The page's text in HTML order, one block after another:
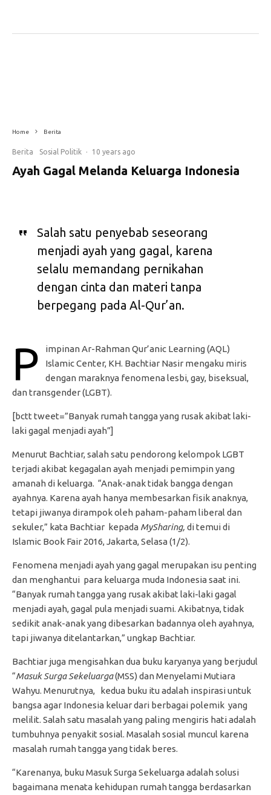
Home Berita
Berita Sosial Politik · 10 years ago
Ayah Gagal Melanda Keluarga Indonesia
Salah satu penyebab seseorang
menjadi ayah yang gagal, karena
selalu memandang pernikahan
dengan cinta dan materi tanpa
berpegang pada Al-Qur’an.
P
impinan Ar-Rahman Qur’anic Learning (AQL)
Islamic Center, KH. Bachtiar Nasir mengaku miris
dengan maraknya fenomena lesbi, gay, biseksual,
dan transgender (LGBT).
[bctt tweet=”Banyak rumah tangga yang rusak akibat laki-
laki gagal menjadi ayah”]
Menurut Bachtiar, salah satu pendorong kelompok LGBT
terjadi akibat kegagalan ayah menjadi pemimpin yang
amanah di keluarga. “Anak-anak tidak bangga dengan
ayahnya. Karena ayah hanya membesarkan fisik anaknya,
tetapi jiwanya dirampok oleh paham-paham liberal dan
sekuler,” kata Bachtiar kepada MySharing, di temui di
Islamic Book Fair 2016, Jakarta, Selasa (1/2).
Fenomena menjadi ayah yang gagal merupakan isu penting
dan menghantui para keluarga muda Indonesia saat ini.
“Banyak rumah tangga yang rusak akibat laki-laki gagal
menjadi ayah, gagal pula menjadi suami. Akibatnya, tidak
sedikit anak-anak yang dibesarkan badannya oleh ayahnya,
tapi jiwanya ditelantarkan,” ungkap Bachtiar.
Bachtiar juga mengisahkan dua buku karyanya yang berjudul
“Masuk Surga Sekeluarga(MSS) dan Menyelami Mutiara
Wahyu. Menurutnya, kedua buku itu adalah inspirasi untuk
bangsa agar Indonesia keluar dari berbagai polemik yang
melilit. Salah satu masalah yang paling mengiris hati adalah
tumbuhnya penyakit sosial. Masalah sosial muncul karena
masalah rumah tangga yang tidak beres.
“Karenanya, buku Masuk Surga Sekeluarga adalah solusi
bagaimana menata kehidupan rumah tangga berdasarkan